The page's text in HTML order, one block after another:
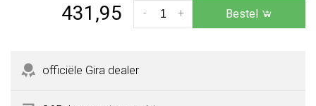
431,95 +
- Bestel
officiële Gira dealer